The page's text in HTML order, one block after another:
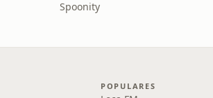
Spoonity
POPULARES